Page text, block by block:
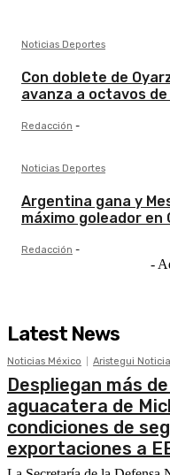
Noticias Deportes
Con doblete de
avanza a octavos de
Redacción -
Noticias Deportes
Argentina gana y
máximo goleador en
Redacción -
-
Latest News
Noticias México Aristegui
Despliegan más
aguacatera de
condiciones de
exportaciones a